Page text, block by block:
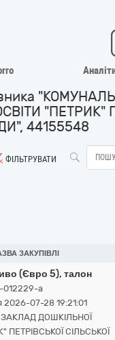
"ПЕТРИК"
44155548
ФІЛЬТРУВАТИ
ЗАКУПІВЛІ
(Євро 5), талон
012229-a
2026-07-28 19:21:01
ДОШКІЛЬНОЇ
ПЕТРІВСЬКОЇ СІЛЬСЬКОЇ